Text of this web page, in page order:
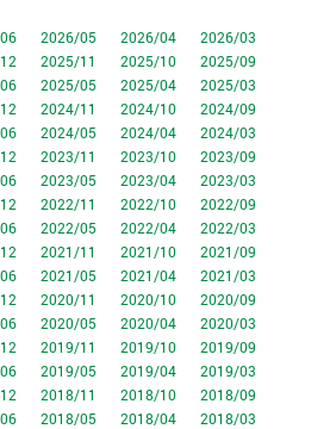
2026/05 2026/04
2026/03
2025/11 2025/10
2025/09
2025/05 2025/04
2025/03
2024/11 2024/10
2024/09
2024/05 2024/04
2024/03
2023/11 2023/10
2023/09
2023/05 2023/04
2023/03
2022/11 2022/10
2022/09
2022/05 2022/04
2022/03
2021/11 2021/10
2021/09
2021/05 2021/04
2021/03
2020/11 2020/10
2020/09
2020/05 2020/04
2020/03
2019/11 2019/10
2019/09
2019/05 2019/04
2019/03
2018/11 2018/10
2018/09
2018/05 2018/04
2018/03